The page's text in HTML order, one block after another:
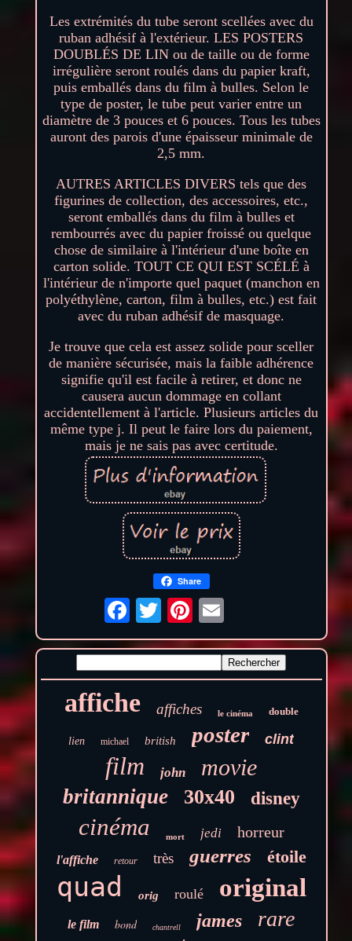
Les extrémités du tube seront scellées avec du
ruban adhésif à l'extérieur. LES POSTERS
DOUBLÉS DE LIN ou de taille ou de forme
irrégulière seront roulés dans du papier kraft,
puis emballés dans du film à bulles. Selon le
type de poster, le tube peut varier entre un
diamètre de 3 pouces et 6 pouces. Tous les tubes
auront des parois d'une épaisseur minimale de
2,5 mm.
AUTRES ARTICLES DIVERS tels que des
figurines de collection, des accessoires, etc.,
seront emballés dans du film à bulles et
rembourrés avec du papier froissé ou quelque
chose de similaire à l'intérieur d'une boîte en
carton solide. TOUT CE QUI EST SCÉLÉ à
l'intérieur de n'importe quel paquet (manchon en
polyéthylène, carton, film à bulles, etc.) est fait
avec du ruban adhésif de masquage.
Je trouve que cela est assez solide pour sceller
de manière sécurisée, mais la faible adhérence
signifie qu'il est facile à retirer, et donc ne
causera aucun dommage en collant
accidentellement à l'article. Plusieurs articles du
même type j. Il peut le faire lors du paiement,
mais je ne sais pas avec certitude.
Share
affiche affiches le cinéma double
lien michael british poster clint
film john movie
britannique 30x40 disney
cinéma mort jedi horreur
l'affiche retour très guerres étoile
quad orig roulé original
le film bond chantrell james rare